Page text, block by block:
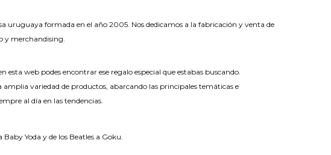
uruguaya formada en el año 2005. Nos dedicamos a la fabricación y venta de
y merchandising.
esta web podes encontrar ese regalo especial que estabas buscando.
variedad de productos, abarcando las principales temáticas e
al día en las tendencias.
Baby Yoda y de los Beatles a Goku.